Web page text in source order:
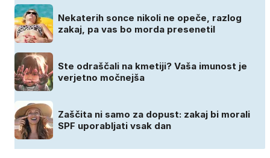
Nekaterih sonce nikoli ne opeče, razlog
zakaj, pa vas bo morda presenetil
Ste odraščali na kmetiji? Vaša imunost je
verjetno močnejša
Zaščita ni samo za dopust: zakaj bi morali
SPF uporabljati vsak dan